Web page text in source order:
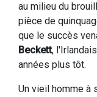
au milieu du
pièce de
que le succès
Beckett,
années plus tôt.
Un vieil homme à